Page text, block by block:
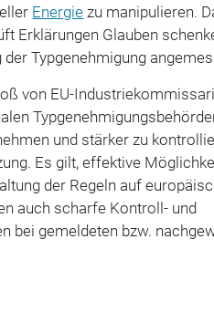
Energie zu manipulieren.
Erklärungen Glauben
der Typgenehmigung
von EU-
und stärker zu
Es gilt, effektive
der Regeln auf
auch scharfe Kontroll- und
bei gemeldeten bzw.